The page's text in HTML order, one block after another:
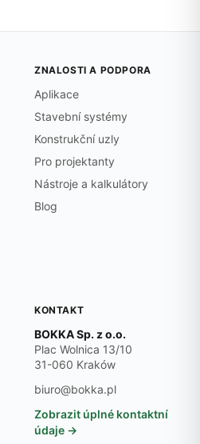
ZNALOSTI A PODPORA
Aplikace
Stavební systémy
Konstrukční uzly
Pro projektanty
Nástroje a kalkulátory
Blog
KONTAKT
BOKKA Sp. z o.o.
Plac Wolnica 13/10
31-060 Kraków
biuro@bokka.pl
Zobrazit úplné kontaktní
údaje →